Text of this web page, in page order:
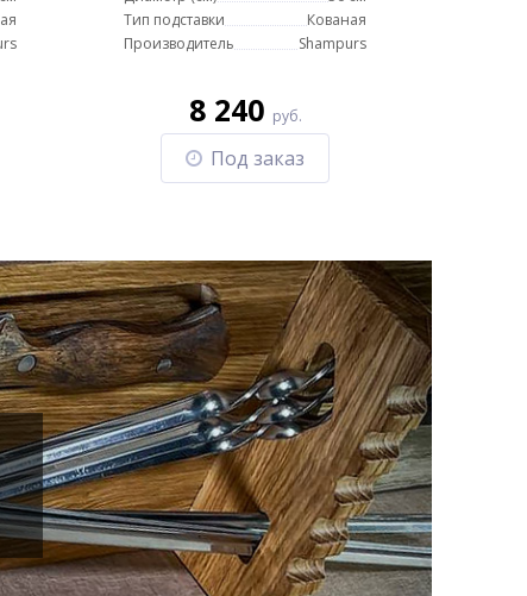
Тип подставки
Кованая
Производитель
Shampurs
8 240 руб.
Под заказ